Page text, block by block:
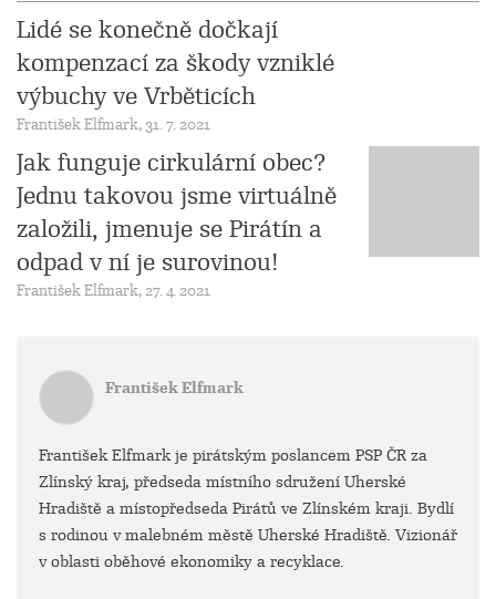
Lidé se konečně dočkají
kompenzací za škody vzniklé
výbuchy ve Vrběticích
František Elfmark, 31. 7. 2021
Jak funguje cirkulární obec?
Jednu takovou jsme virtuálně
založili, jmenuje se Pirátín a
odpad v ní je surovinou!
František Elfmark, 27. 4. 2021
František Elfmark
František Elfmark je pirátským poslancem PSP ČR za
Zlínský kraj, předseda místního sdružení Uherské
Hradiště a místopředseda Pirátů ve Zlínském kraji. Bydlí
s rodinou v malebném městě Uherské Hradiště. Vizionář
v oblasti oběhové ekonomiky a recyklace.